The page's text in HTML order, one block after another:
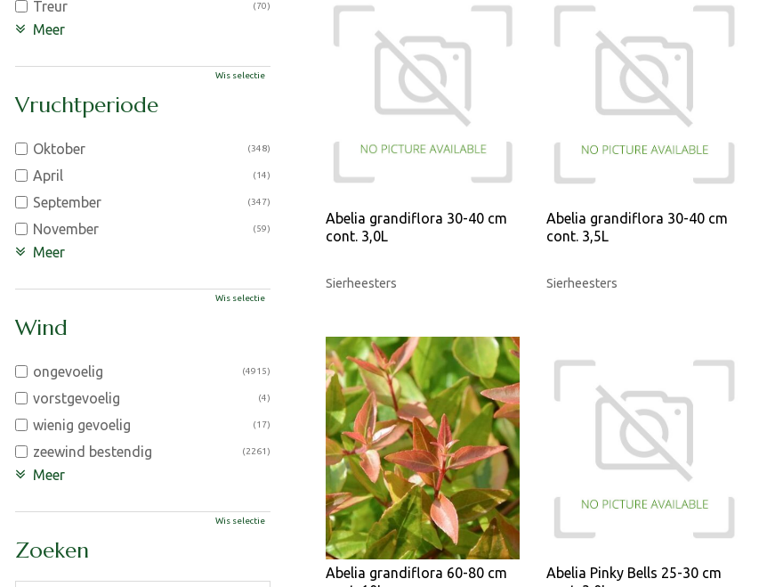
Abelia grandiflora 30-40 cm
cont. 3,0L
Sierheesters
Abelia grandiflora 30-40 cm
cont. 3,5L
Sierheesters
Abelia grandiflora 60-80 cm
Abelia Pinky Bells 25-30 cm
Treur (70)
Meer
Wis selectie
Vruchtperiode
Oktober (348)
April (14)
September (347)
November (59)
Meer
Wis selectie
Wind
ongevoelig (4915)
vorstgevoelig (4)
wienig gevoelig (17)
zeewind bestendig (2261)
Meer
Wis selectie
Zoeken